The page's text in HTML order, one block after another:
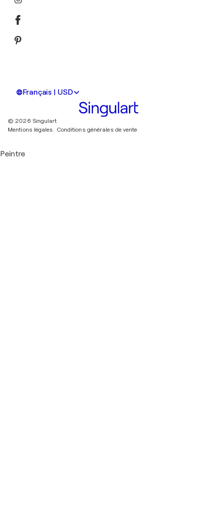
Français | USD
© 2026 Singulart
Mentions légales.
Conditions générales de vente
Peintre